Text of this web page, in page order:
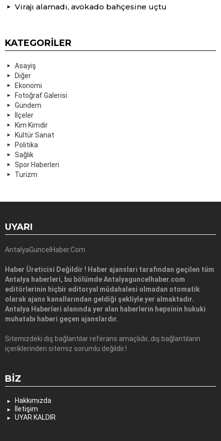
Virajı alamadı, avokado bahçesine uçtu
KATEGORILER
Asayiş
Diğer
Ekonomi
Fotoğraf Galerisi
Gündem
İlçeler
Kim Kimdir
Kültür Sanat
Politika
Sağlık
Spor Haberleri
Turizm
UYARI
AntalyaGuncelHaber.Com
Haber Üreticisi Değildir ! Haber ajansları tarafından geçilen tüm
Antalya haberleri, bu bölümde Antalyaguncelhaber.com
editörlerinin hiçbir editoryal müdahalesi olmadan otomatik
olarak ajans kanallarından geldiği şekliyle yer almaktadır.
Antalya Haberleri alanında yer alan haberlerin hepsinin hukuki
muhatabı haberi geçen ajanslardır.
Sitemizdeki dış bağlantılar referans amaçlıdır, dış bağlantıların
içeriklerinden sitemiz sorumlu değildir.!
BIZ
Hakkımızda
İletişim
UYAR KALDIR